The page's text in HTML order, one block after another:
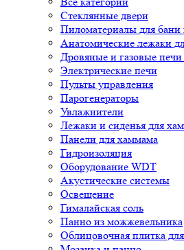
Стеклянные двери
Пиломатериалы для бани
Анатомические лежаки
Дровяные и газовые
Электрические печи
Пульты управления
Парогенераторы
Увлажнители
Лежаки и сиденья для
Панели для хаммама
Гидроизоляция
Оборудование WDT
Акустические системы
Освещение
Гималайская соль
Панно из можжевельника
Облицовочная плитка